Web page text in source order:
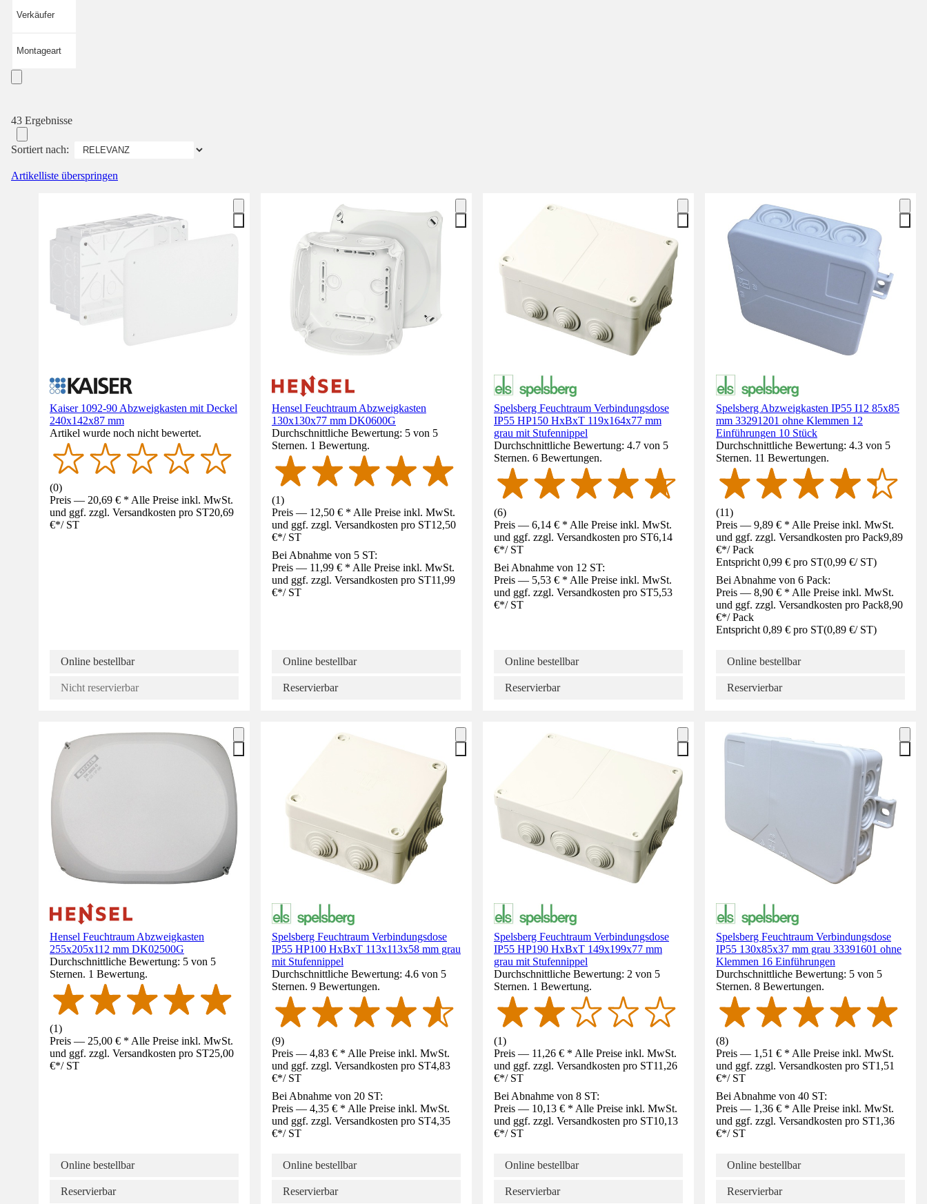
Verkäufer
Montageart
43 Ergebnisse
Sortiert nach:
Artikelliste überspringen
Kaiser 1092-90 Abzweigkasten mit Deckel
240x142x87 mm
Artikel wurde noch nicht bewertet.
(0)
Preis — 20,69 € * Alle Preise inkl. MwSt.
und ggf. zzgl. Versandkosten pro ST20,69
€*/ ST
Online bestellbar
Nicht reservierbar
Hensel Feuchtraum Abzweigkasten
130x130x77 mm DK0600G
Durchschnittliche Bewertung: 5 von 5
Sternen. 1 Bewertung.
(1)
Preis — 12,50 € * Alle Preise inkl. MwSt.
und ggf. zzgl. Versandkosten pro ST12,50
€*/ ST
Bei Abnahme von 5 ST:
Preis — 11,99 € * Alle Preise inkl. MwSt.
und ggf. zzgl. Versandkosten pro ST11,99
€*/ ST
Online bestellbar
Reservierbar
Spelsberg Feuchtraum Verbindungsdose
IP55 HP150 HxBxT 119x164x77 mm
grau mit Stufennippel
Durchschnittliche Bewertung: 4.7 von 5
Sternen. 6 Bewertungen.
(6)
Preis — 6,14 € * Alle Preise inkl. MwSt.
und ggf. zzgl. Versandkosten pro ST6,14
€*/ ST
Bei Abnahme von 12 ST:
Preis — 5,53 € * Alle Preise inkl. MwSt.
und ggf. zzgl. Versandkosten pro ST5,53
€*/ ST
Online bestellbar
Reservierbar
Spelsberg Abzweigkasten IP55 I12 85x85
mm 33291201 ohne Klemmen 12
Einführungen 10 Stück
Durchschnittliche Bewertung: 4.3 von 5
Sternen. 11 Bewertungen.
(11)
Preis — 9,89 € * Alle Preise inkl. MwSt.
und ggf. zzgl. Versandkosten pro Pack9,89
€*/ Pack
Entspricht 0,99 € pro ST(0,99 €/ ST)
Bei Abnahme von 6 Pack:
Preis — 8,90 € * Alle Preise inkl. MwSt.
und ggf. zzgl. Versandkosten pro Pack8,90
€*/ Pack
Entspricht 0,89 € pro ST(0,89 €/ ST)
Online bestellbar
Reservierbar
Hensel Feuchtraum Abzweigkasten
255x205x112 mm DK02500G
Durchschnittliche Bewertung: 5 von 5
Sternen. 1 Bewertung.
(1)
Preis — 25,00 € * Alle Preise inkl. MwSt.
und ggf. zzgl. Versandkosten pro ST25,00
€*/ ST
Online bestellbar
Reservierbar
Spelsberg Feuchtraum Verbindungsdose
IP55 HP100 HxBxT 113x113x58 mm grau
mit Stufennippel
Durchschnittliche Bewertung: 4.6 von 5
Sternen. 9 Bewertungen.
(9)
Preis — 4,83 € * Alle Preise inkl. MwSt.
und ggf. zzgl. Versandkosten pro ST4,83
€*/ ST
Bei Abnahme von 20 ST:
Preis — 4,35 € * Alle Preise inkl. MwSt.
und ggf. zzgl. Versandkosten pro ST4,35
€*/ ST
Online bestellbar
Reservierbar
Spelsberg Feuchtraum Verbindungsdose
IP55 HP190 HxBxT 149x199x77 mm
grau mit Stufennippel
Durchschnittliche Bewertung: 2 von 5
Sternen. 1 Bewertung.
(1)
Preis — 11,26 € * Alle Preise inkl. MwSt.
und ggf. zzgl. Versandkosten pro ST11,26
€*/ ST
Bei Abnahme von 8 ST:
Preis — 10,13 € * Alle Preise inkl. MwSt.
und ggf. zzgl. Versandkosten pro ST10,13
€*/ ST
Online bestellbar
Reservierbar
Spelsberg Feuchtraum Verbindungsdose
IP55 130x85x37 mm grau 33391601 ohne
Klemmen 16 Einführungen
Durchschnittliche Bewertung: 5 von 5
Sternen. 8 Bewertungen.
(8)
Preis — 1,51 € * Alle Preise inkl. MwSt.
und ggf. zzgl. Versandkosten pro ST1,51
€*/ ST
Bei Abnahme von 40 ST:
Preis — 1,36 € * Alle Preise inkl. MwSt.
und ggf. zzgl. Versandkosten pro ST1,36
€*/ ST
Online bestellbar
Reservierbar